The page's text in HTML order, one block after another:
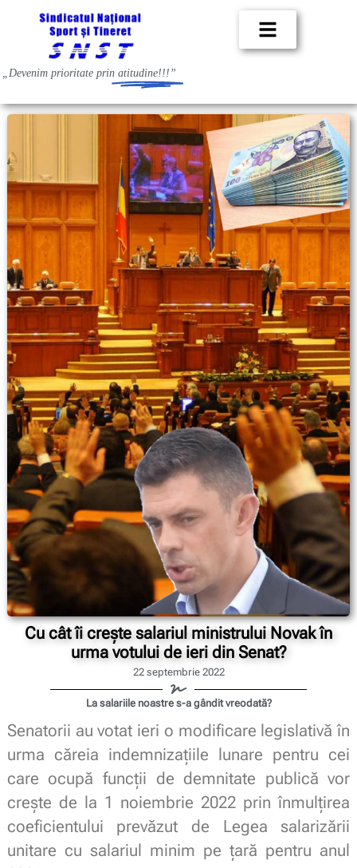
„Devenim prioritate prin atitudine!!!”
Cu cât îi crește salariul ministrului Novak în
urma votului de ieri din Senat?
22 septembrie 2022
La salariile noastre s-a gândit vreodată?
Senatorii au votat ieri o modificare legislativă în
urma căreia indemnizațiile lunare pentru cei
care ocupă funcții de demnitate publică vor
crește de la 1 noiembrie 2022 prin înmulțirea
coeficientului prevăzut de Legea salarizării
unitare cu salariul minim pe țară pentru anul